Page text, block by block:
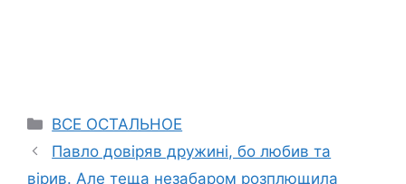
Categories
ВСЕ ОСТАЛЬНОЕ
Павло довіряв дружині, бо любив та
вірив. Але теща незабаром розплющила